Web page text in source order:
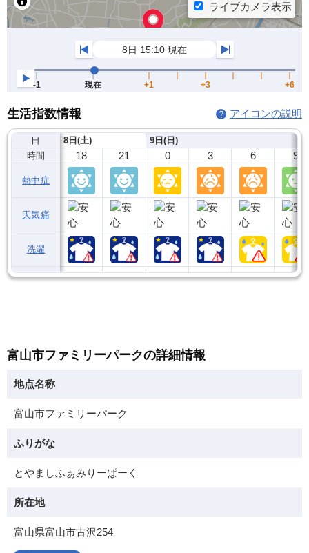
生活指数情報 アイコンの説明
日
時間
熱中症
天気痛
洗濯
8日(土)
18 21
9日(日)
0 3 6 9
富山市ファミリーパークの詳細情報
地点名称
富山市ファミリーパーク
ふりがな
とやましふぁみりーぱーく
所在地
富山県富山市古沢254